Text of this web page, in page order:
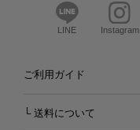
LINE Instagram
ご利用ガイド
└ 送料について